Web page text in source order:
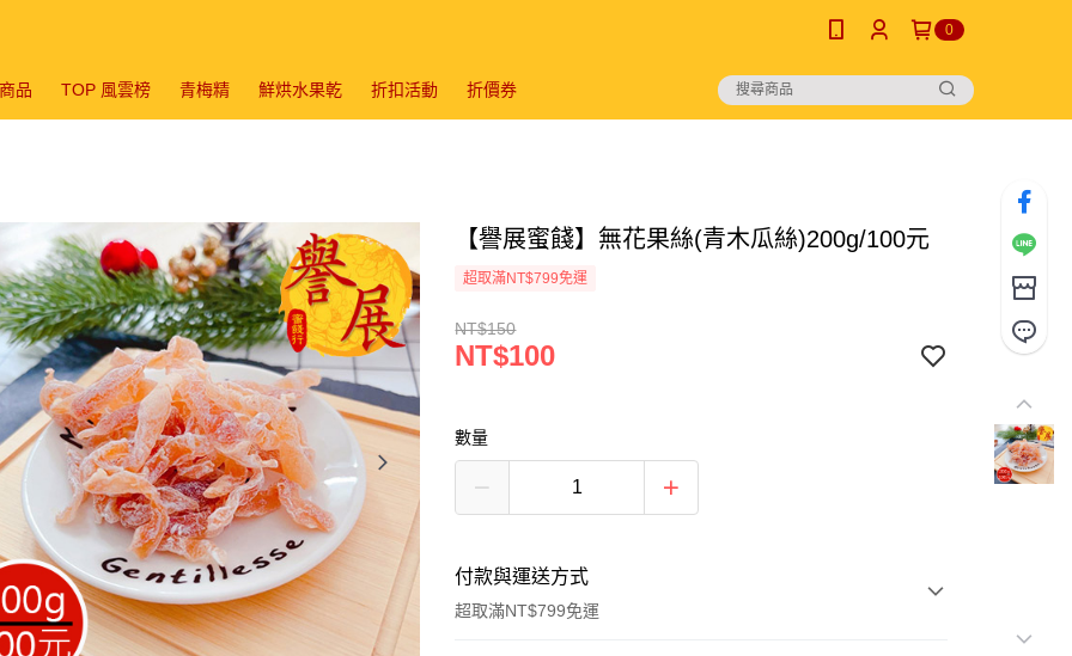
0
品 TOP 風雲榜 青梅精 鮮烘水果乾 折扣活動 折價券
【譽展蜜餞】無花果絲(青木瓜絲)200g/100元
超取滿NT$799免運
NT$150
NT$100
數量
付款與運送方式
超取滿NT$799免運